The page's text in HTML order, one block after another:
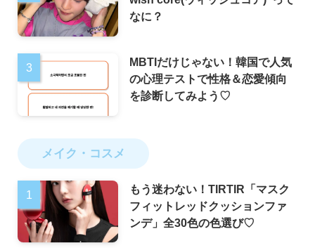
なに？
MBTIだけじゃない！韓国で人気
の心理テストで性格＆恋愛傾向
を診断してみよう♡
メイク・コスメ
もう迷わない！TIRTIR「マスク
フィットレッドクッションファ
ンデ」全30色の色選び♡